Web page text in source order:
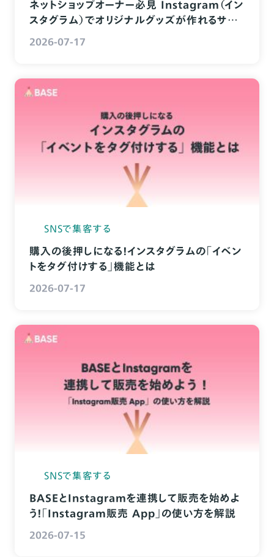
ネットショップオーナー必見 Instagram（イン
スタグラム）でオリジナルグッズが作れるサー
ビス10選
2026-07-17
SNSで集客する
購入の後押しになる！インスタグラムの「イベン
トをタグ付けする」機能とは
2026-07-17
SNSで集客する
BASEとInstagramを連携して販売を始めよ
う！「Instagram販売 App」の使い方を解説
2026-07-15